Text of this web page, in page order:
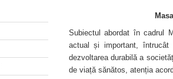
Subiectul abordat în cadrul
actual și important, întrucât
dezvoltarea durabilă a
de viață sănătos, atenția